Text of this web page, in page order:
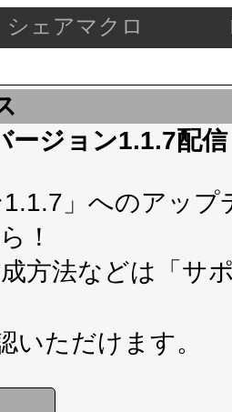
シェアマクロ
ジョン1.1.7配信
」へのアップ
！
方法などは 「サ
いただけます。